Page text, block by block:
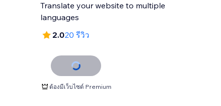
Translate your website to multiple
languages
2.020 รีวิว
ต้องมีเว็บไซต์ Premium